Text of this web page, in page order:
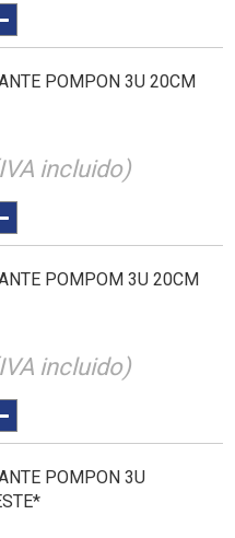
POMPON 3U 20CM
incluido)
POMPOM 3U 20CM
incluido)
POMPON 3U